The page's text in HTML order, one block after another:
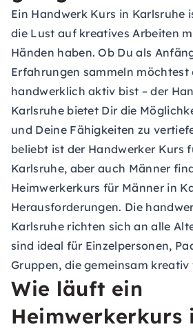
Ein Handwerk Kurs in Karlsruhe
die Lust auf kreatives Arbeiten
Händen haben. Ob Du als
Erfahrungen sammeln möchtest
handwerklich aktiv bist – der
Karlsruhe bietet Dir die
und Deine Fähigkeiten zu
beliebt ist der Handwerker Kurs
Karlsruhe, aber auch Männer
Heimwerkerkurs für Männer in
Herausforderungen. Die
Karlsruhe richten sich an alle
sind ideal für Einzelpersonen,
Gruppen, die gemeinsam
Wie läuft ein
Heimwerkerkurs